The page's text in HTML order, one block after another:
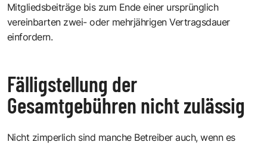
Mitgliedsbeiträge bis zum Ende einer ursprünglich
vereinbarten zwei- oder mehrjährigen Vertragsdauer
einfordern.
Fälligstellung der
Gesamtgebühren nicht zulässig
Nicht zimperlich sind manche Betreiber auch, wenn es